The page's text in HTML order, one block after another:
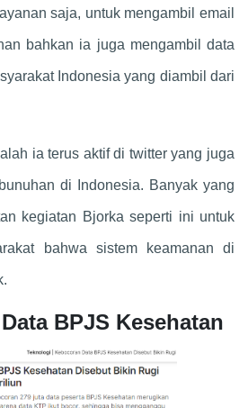
saja, untuk mengambil email
bahkan ia juga mengambil data
Indonesia yang diambil dari
ia terus aktif di twitter yang juga
di Indonesia. Banyak yang
kegiatan Bjorka seperti ini untuk
bahwa sistem keamanan di
BPJS Kesehatan